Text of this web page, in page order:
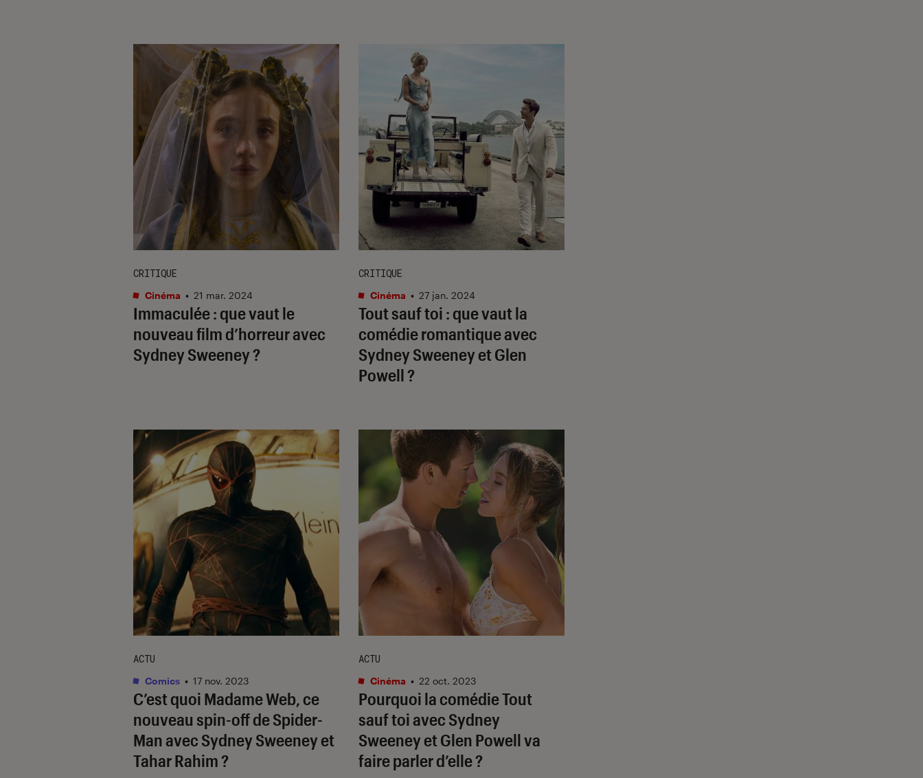
Immaculée: que vaut le
nouveau film d’horreur avec
Sydney Sweeney ?
CRITIQUE
Cinéma • 21 mar. 2024
Tout sauf toi : que vaut la
comédie romantique avec
Sydney Sweeney et Glen
Powell ?
CRITIQUE
Cinéma • 27 jan. 2024
C’est quoi Madame Web, ce
nouveau spin-off deSpider-
Manavec Sydney Sweeney et
Tahar Rahim ?
ACTU
Comics • 17 nov. 2023
Pourquoi la comédieTout
sauf toiavec Sydney
Sweeney et Glen Powell va
faire parler d’elle ?
ACTU
Cinéma • 22 oct. 2023